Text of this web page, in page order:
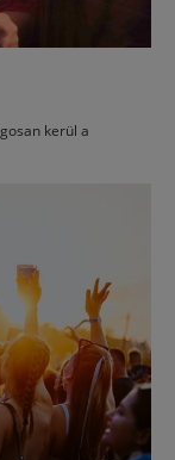
kerül a